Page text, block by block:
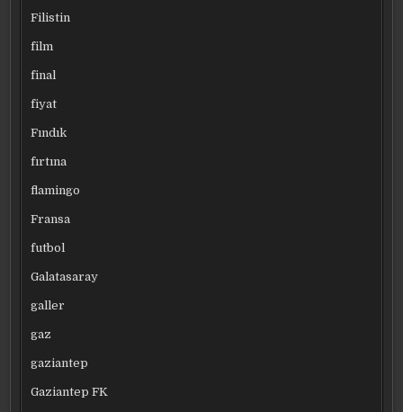
Filistin
film
final
fiyat
Fındık
fırtına
flamingo
Fransa
futbol
Galatasaray
galler
gaz
gaziantep
Gaziantep FK